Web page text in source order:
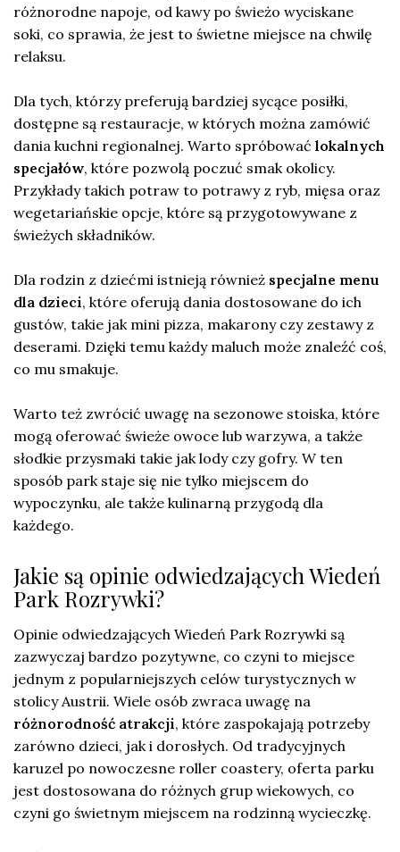
różnorodne napoje, od kawy po świeżo wyciskane
soki, co sprawia, że jest to świetne miejsce na chwilę
relaksu.
Dla tych, którzy preferują bardziej sycące posiłki,
dostępne są restauracje, w których można zamówić
dania kuchni regionalnej. Warto spróbować lokalnych
specjałów, które pozwolą poczuć smak okolicy.
Przykłady takich potraw to potrawy z ryb, mięsa oraz
wegetariańskie opcje, które są przygotowywane z
świeżych składników.
Dla rodzin z dziećmi istnieją również specjalne menu
dla dzieci, które oferują dania dostosowane do ich
gustów, takie jak mini pizza, makarony czy zestawy z
deserami. Dzięki temu każdy maluch może znaleźć coś,
co mu smakuje.
Warto też zwrócić uwagę na sezonowe stoiska, które
mogą oferować świeże owoce lub warzywa, a także
słodkie przysmaki takie jak lody czy gofry. W ten
sposób park staje się nie tylko miejscem do
wypoczynku, ale także kulinarną przygodą dla
każdego.
Jakie są opinie odwiedzających Wiedeń
Park Rozrywki?
Opinie odwiedzających Wiedeń Park Rozrywki są
zazwyczaj bardzo pozytywne, co czyni to miejsce
jednym z popularniejszych celów turystycznych w
stolicy Austrii. Wiele osób zwraca uwagę na
różnorodność atrakcji, które zaspokajają potrzeby
zarówno dzieci, jak i dorosłych. Od tradycyjnych
karuzel po nowoczesne roller coastery, oferta parku
jest dostosowana do różnych grup wiekowych, co
czyni go świetnym miejscem na rodzinną wycieczkę.